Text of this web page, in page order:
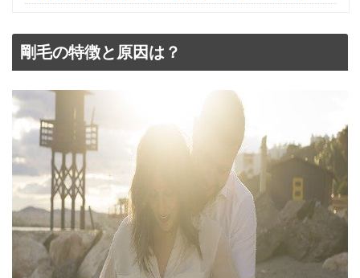
剛毛の特徴と原因は？